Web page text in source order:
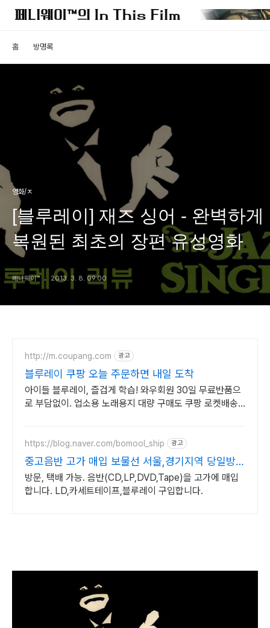
홈 방명록
영화/ㅈ
[블루레이] 재즈 싱어 - 완벽하게
복원된 최초의 장편 유성영화
페니웨이™ 2013. 3. 8. 09:00
http://m.coupang.com 광고
블루레이 쿠팡 오늘 주문하면 내일 도착
아이들 블루레이, 즐겁게 학습! 와우회원 30일 무료반품으
로 부담없이. 업소용 노래용지 대량 구매도 쿠팡 로켓배송
https://blog.naver.com/bomool_ship 광고
중고음반 고가 매입 보물선 서울,경기지역 당일방문
가능
방문, 택배 가능. 음반(CD,LP,DVD,Tape)을 고가에 매입
합니다. LD,카세트테이프,블루레이 구입합니다.